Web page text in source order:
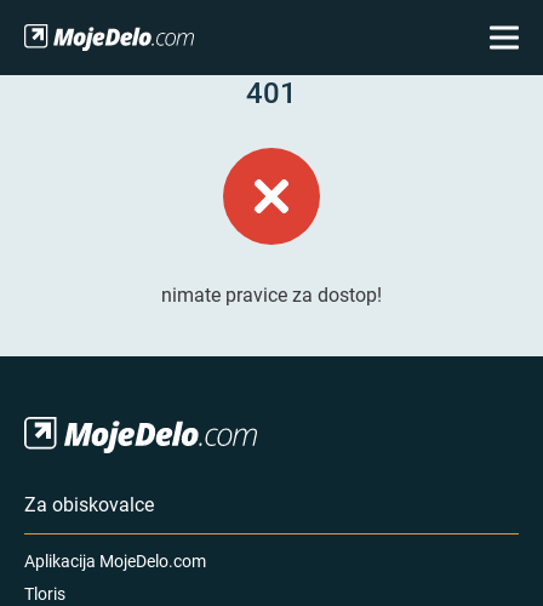
401
nimate pravice za dostop!
Za obiskovalce
Aplikacija MojeDelo.com
Tloris